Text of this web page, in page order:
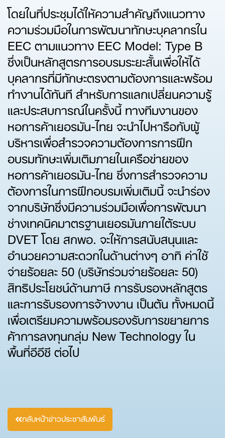
โดยในที่ประชุมได้ให้ความสำคัญถึงแนวทาง
ความร่วมมือในการพัฒนาทักษะบุคลากรใน
EEC ตามแนวทาง EEC Model: Type B
ซึ่งเป็นหลักสูตรการอบรมระยะสั้นเพื่อให้ได้
บุคลากรที่มีทักษะตรงตามต้องการและพร้อม
ทำงานได้ทันที สำหรับการแลกเปลี่ยนความรู้
และประสบการณ์ในครั้งนี้ ทางทีมงานของ
หอการค้าเยอรมัน-ไทย จะนำไปหารือกับผู้
บริหารเพื่อสำรวจความต้องการการฝึก
อบรมทักษะเพิ่มเติมภายในเครือข่ายของ
หอการค้าเยอรมัน-ไทย ซึ่งการสำรวจความ
ต้องการในการฝึกอบรมเพิ่มเติมนี้ จะนำร่อง
จากบริษัทซึ่งมีความร่วมมือเพื่อการพัฒนา
ช่างเทคนิคมาตรฐานเยอรมันภายใต้ระบบ
DVET โดย สกพอ. จะให้การสนับสนุนและ
อำนวยความสะดวกในด้านต่างๆ อาทิ ค่าใช้
จ่ายร้อยละ 50 (บริษัทร่วมจ่ายร้อยละ 50)
สิทธิประโยชน์ด้านภาษี การรับรองหลักสูตร
และการรับรองการจ้างงาน เป็นต้น ทั้งหมดนี้
เพื่อเตรียมความพร้อมรองรับการขยายการ
ค้าการลงทุนกลุ่ม New Technology ใน
พื้นที่อีอีซี ต่อไป
กลับหน้าข่าวประชาสัมพันธ์